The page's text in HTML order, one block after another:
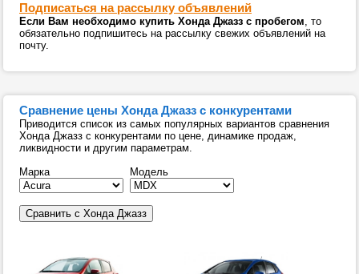
Подписаться на рассылку объявлений
Если Вам необходимо купить Хонда Джазз с пробегом, то
обязательно подпишитесь на рассылку свежих объявлений на
почту.
Сравнение цены Хонда Джазз с конкурентами
Приводится список из самых популярных вариантов сравнения
Хонда Джазз с конкурентами по цене, динамике продаж,
ликвидности и другим параметрам.
Марка
Модель